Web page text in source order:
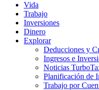
Vida
Trabajo
Inversiones
Dinero
Explorar
Deducciones y
Ingresos e
Noticias
Planificación de
Trabajo por